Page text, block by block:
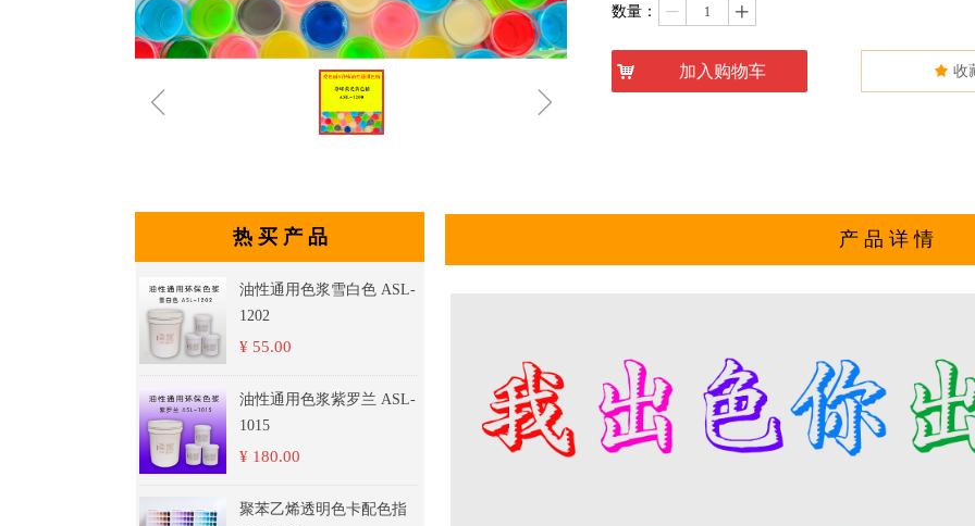
ꁆ ꁇ
끄 收
数量： ꄷ ꄸ
产 品 详 情
油性通用色浆雪白色 ASL-
1202
¥ 55.00
油性通用色浆紫罗兰 ASL-
1015
¥ 180.00
聚苯乙烯透明色卡配色指
热 买 产 品
낙 加入购物车